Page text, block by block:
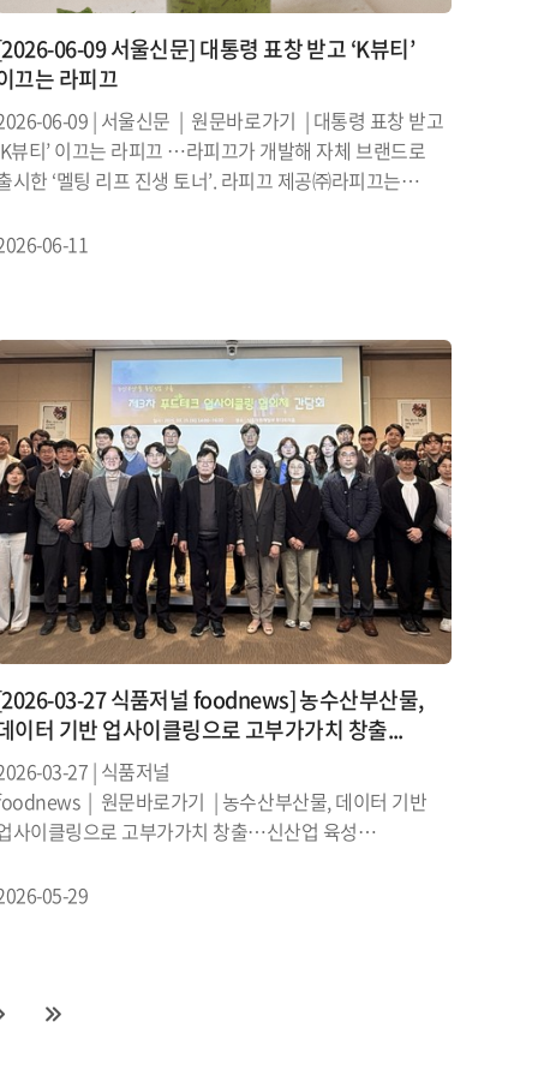
06-09 서울신문] 대통령 표창 받고 ‘K뷰티’
끄는 라피끄
06-09 | 서울신문 | 원문바로가기 | 대통령 표창 받고
뷰티’ 이끄는 라피끄 …라피끄가 개발해 자체 브랜드로
시한 ‘멜팅 리프 진생 토너’. 라피끄 제공㈜라피끄는
뷰티 기업...
06-11
03-27 식품저널 foodnews] 농수산부산물,
이터 기반 업사이클링으로 고부가가치 창출...
03-27 | 식품저널
| 원문바로가기 | 농수산부산물, 데이터 기반
사이클링으로 고부가가치 창출…신산업 육성
로벌시장 공략​​​​​​​통합 DB 구축…2027년 플랫폼 론칭 및
05-29